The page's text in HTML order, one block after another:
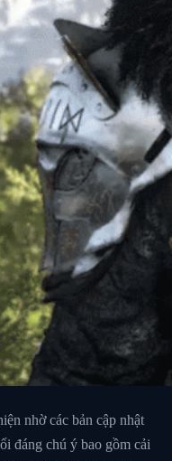
nhờ các bản cập nhật
đáng chú ý bao gồm cải